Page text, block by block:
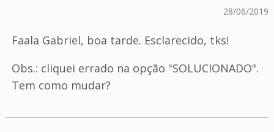
28/06/2019
Faala Gabriel, boa tarde. Esclarecido, tks!
Obs.: cliquei errado na opção "SOLUCIONADO".
Tem como mudar?